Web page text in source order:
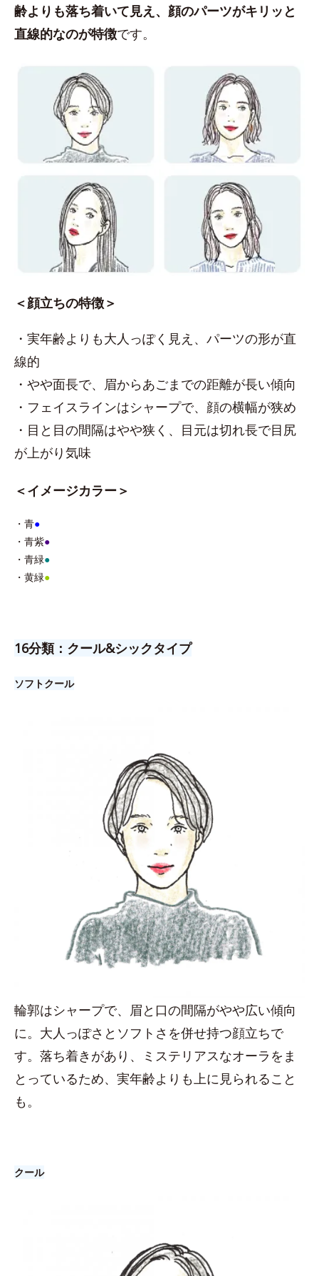
齢よりも落ち着いて見え、顔のパーツがキリッと
直線的なのが特徴です。
＜顔立ちの特徴＞
・実年齢よりも大人っぽく見え、パーツの形が直
線的
・やや面長で、眉からあごまでの距離が長い傾向
・フェイスラインはシャープで、顔の横幅が狭め
・目と目の間隔はやや狭く、目元は切れ長で目尻
が上がり気味
＜イメージカラー＞
・青●
・青紫●
・青緑●
・黄緑●
16分類：クール&シックタイプ
ソフトクール
輪郭はシャープで、眉と口の間隔がやや広い傾向
に。大人っぽさとソフトさを併せ持つ顔立ちで
す。落ち着きがあり、ミステリアスなオーラをま
とっているため、実年齢よりも上に見られること
も。
クール